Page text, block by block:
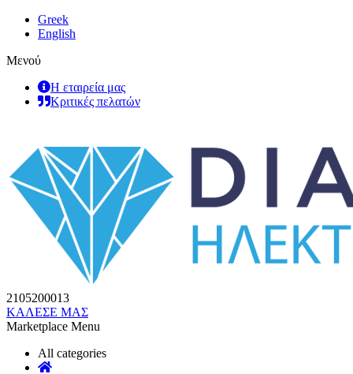
Greek
English
Μενού
Η εταιρεία μας
Κριτικές πελατών
2105200013
ΚΑΛΕΣΕ ΜΑΣ
Marketplace Menu
All categories